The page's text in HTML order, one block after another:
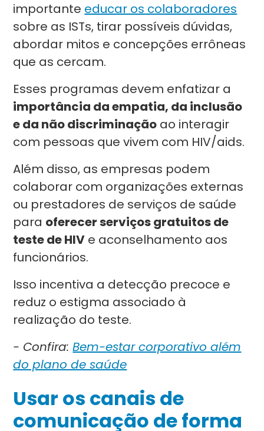
importante educar os colaboradores
sobre as ISTs, tirar possíveis dúvidas,
abordar mitos e concepções errôneas
que as cercam.
Esses programas devem enfatizar a
importância da empatia, da inclusão
e da não discriminação ao interagir
com pessoas que vivem com HIV/aids.
Além disso, as empresas podem
colaborar com organizações externas
ou prestadores de serviços de saúde
para oferecer serviços gratuitos de
teste de HIV e aconselhamento aos
funcionários.
Isso incentiva a detecção precoce e
reduz o estigma associado à
realização do teste.
- Confira:Bem-estar corporativo além
do plano de saúde
Usar os canais de
comunicação de forma